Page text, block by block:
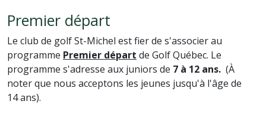
Premier départ
Le club de golf St-Michel est fier de s'associer au
programme Premier départ de Golf Québec. Le
programme s'adresse aux juniors de 7 à 12 ans. (À
noter que nous acceptons les jeunes jusqu'à l'âge de
14 ans).